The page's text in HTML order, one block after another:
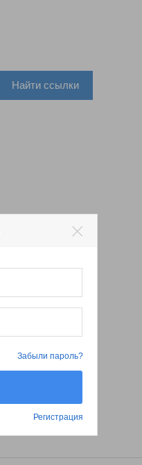
Найти ссылки
Регистрация
Забыли пароль?